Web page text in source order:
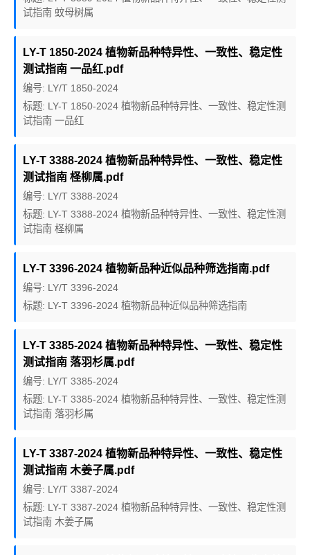
试指南 蚊母树属
LY-T 1850-2024 植物新品种特异性、一致性、稳定性
测试指南 一品红.pdf
编号: LY/T 1850-2024
标题: LY-T 1850-2024 植物新品种特异性、一致性、稳定性测
试指南 一品红
LY-T 3388-2024 植物新品种特异性、一致性、稳定性
测试指南 柽柳属.pdf
编号: LY/T 3388-2024
标题: LY-T 3388-2024 植物新品种特异性、一致性、稳定性测
试指南 柽柳属
LY-T 3396-2024 植物新品种近似品种筛选指南.pdf
编号: LY/T 3396-2024
标题: LY-T 3396-2024 植物新品种近似品种筛选指南
LY-T 3385-2024 植物新品种特异性、一致性、稳定性
测试指南 落羽杉属.pdf
编号: LY/T 3385-2024
标题: LY-T 3385-2024 植物新品种特异性、一致性、稳定性测
试指南 落羽杉属
LY-T 3387-2024 植物新品种特异性、一致性、稳定性
测试指南 木姜子属.pdf
编号: LY/T 3387-2024
标题: LY-T 3387-2024 植物新品种特异性、一致性、稳定性测
试指南 木姜子属